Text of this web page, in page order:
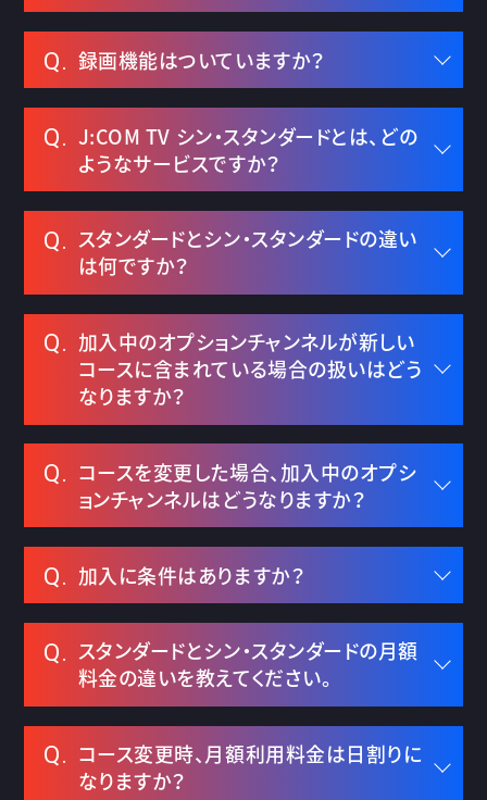
Q. 録画機能はついていますか？
Q. J:COM TV シン・スタンダードとは、どの
ようなサービスですか？
Q. スタンダードとシン・スタンダードの違い
は何ですか？
Q. 加入中のオプションチャンネルが新しい
コースに含まれている場合の扱いはどう
なりますか？
Q. コースを変更した場合、加入中のオプシ
ョンチャンネルはどうなりますか？
Q. 加入に条件はありますか？
Q. スタンダードとシン・スタンダードの月額
料金の違いを教えてください。
Q. コース変更時、月額利用料金は日割りに
なりますか？